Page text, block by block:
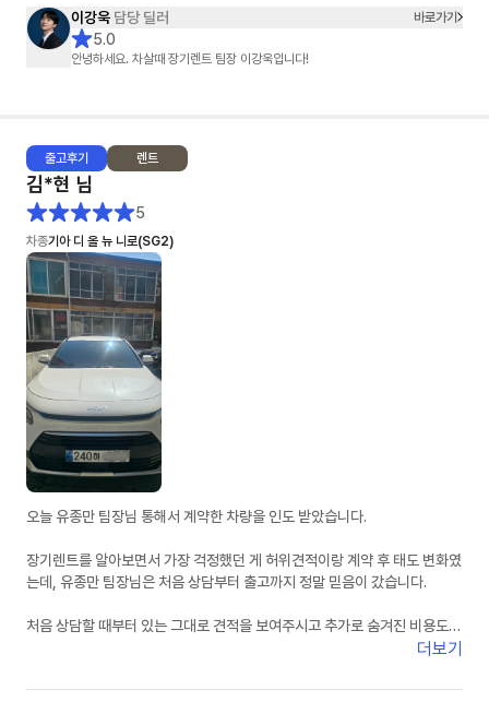
차량 계약 진행도 빠르게 처리해주셔서 만족스럽게 계약 완료했습니다.
장기렌트 고민하시는 분들 계시면 한 번 상담 받아보셔도 좋을 것 같습니다.
이강욱 담당 딜러 바로가기
5.0
안녕하세요. 차살때 장기렌트 팀장 이강욱입니다!
출고후기 렌트
김*현 님
5
차종기아 디 올 뉴 니로(SG2)
오늘 유종만 팀장님 통해서 계약한 차량을 인도 받았습니다.
장기렌트를 알아보면서 가장 걱정했던 게 허위견적이랑 계약 후 태도 변화였
는데, 유종만 팀장님은 처음 상담부터 출고까지 정말 믿음이 갔습니다.
처음 상담할 때부터 있는 그대로 견적을 보여주시고 추가로 숨겨진 비용도
없어서 신뢰가 갔습니다. 궁금한 점이 있을 때마다 피드백도 정말 빠르셔서
더보기